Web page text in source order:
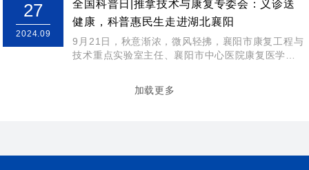
27
2024.09
全国科普日|推拿技术与康复专委会：义诊送
健康，科普惠民生走进湖北襄阳
9月21日，秋意渐浓，微风轻拂，襄阳市康复工程与
技术重点实验室主任、襄阳市中心医院康复医学科
加载更多